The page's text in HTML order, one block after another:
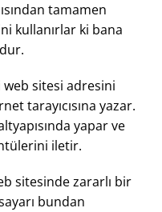
tamamen
kullanırlar ki bana
web sitesi adresini
tarayıcısına yazar.
yapar ve
iletir.
sitesinde zararlı bir
bundan